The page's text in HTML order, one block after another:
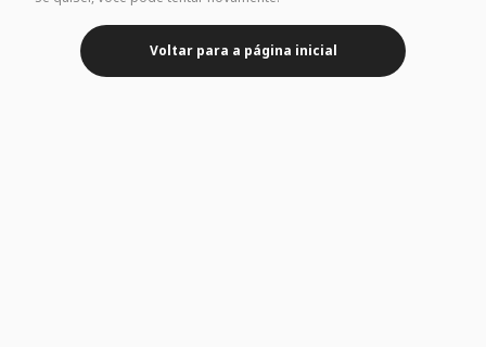
Voltar para a página inicial